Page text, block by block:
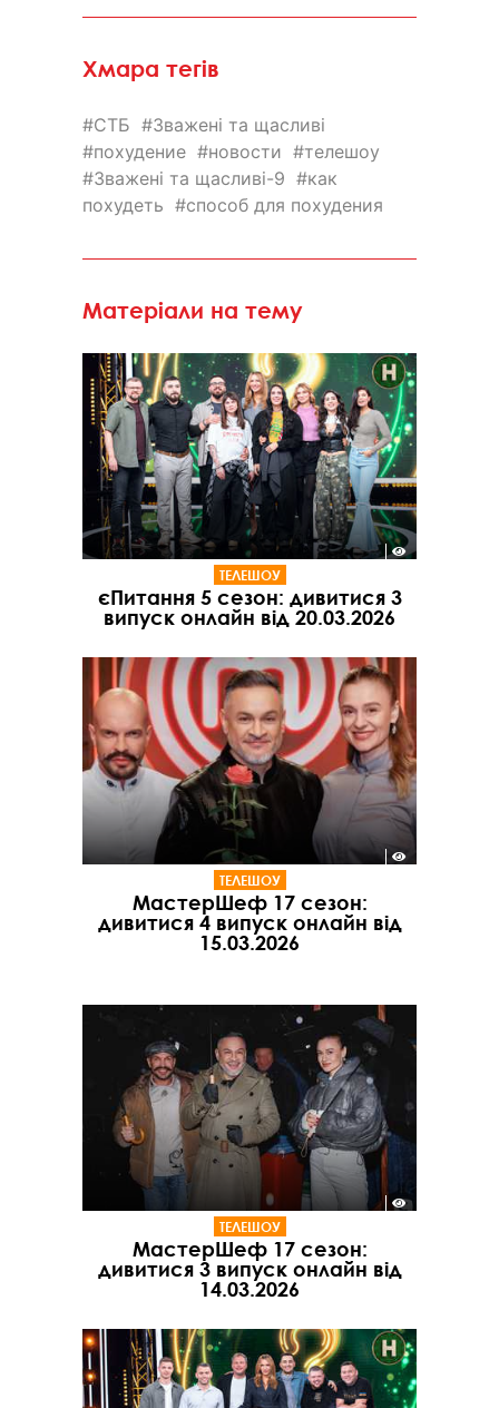
Хмара тегів
СТБ
Зважені та щасливі
похудение
новости
телешоу
Зважені та щасливі-9
как
похудеть
способ для похудения
Матеріали на тему
ТЕЛЕШОУ
єПитання 5 сезон: дивитися 3
випуск онлайн від 20.03.2026
ТЕЛЕШОУ
МастерШеф 17 сезон:
дивитися 4 випуск онлайн від
15.03.2026
ТЕЛЕШОУ
МастерШеф 17 сезон:
дивитися 3 випуск онлайн від
14.03.2026